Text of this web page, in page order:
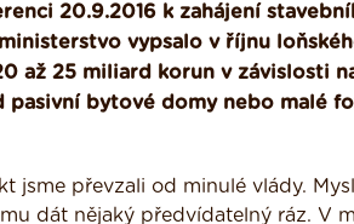
20.9.2016 k zahájení
vypsalo v říjnu
až 25 miliard korun v závislosti
bytové domy nebo malé
jsme převzali od minulé vlády.
dát nějaký předvídatelný ráz. V